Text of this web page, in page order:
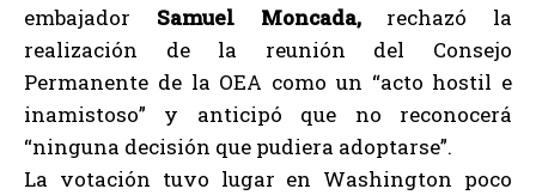
embajador Samuel Moncada,rechazó la
realización de la reunión del Consejo
Permanente de la OEA como un “acto hostil e
inamistoso” y anticipó que no reconocerá
“ninguna decisión que pudiera adoptarse”.
La votación tuvo lugar en Washington poco